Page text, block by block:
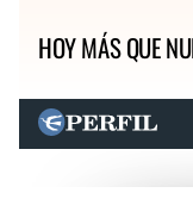
HOY MÁS QUE